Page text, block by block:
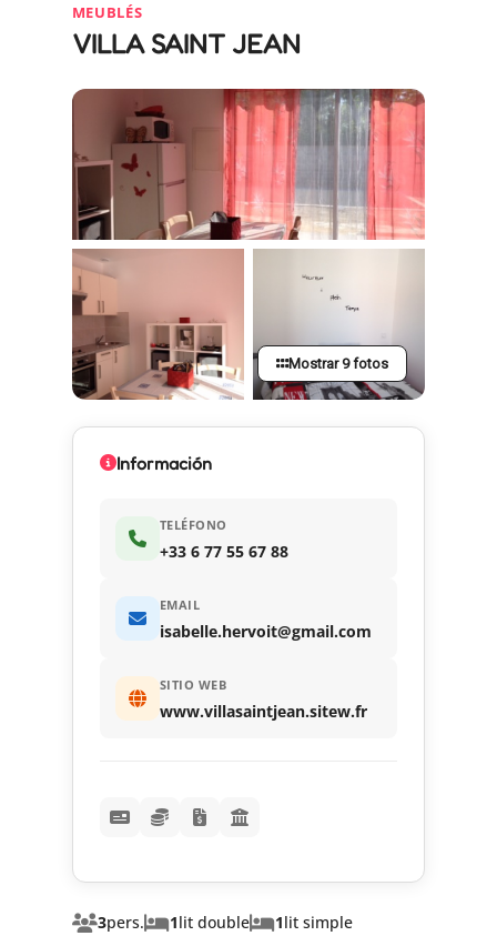
MEUBLÉS
VILLA SAINT JEAN
Mostrar 9 fotos
3pers. 1lit double 1lit simple
Información
TELÉFONO
+33 6 77 55 67 88
EMAIL
isabelle.hervoit@gmail.com
SITIO WEB
www.villasaintjean.sitew.fr